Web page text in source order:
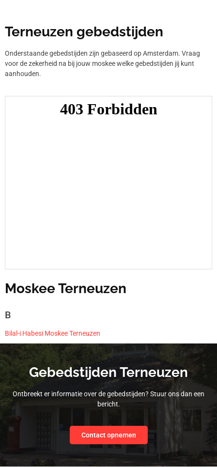
Terneuzen gebedstijden
Onderstaande gebedstijden zijn gebaseerd op Amsterdam. Vraag
voor de zekerheid na bij jouw moskee welke gebedstijden jij kunt
aanhouden.
Moskee Terneuzen
B
Bilal-i Habesi Moskee Terneuzen
Gebedstijden Terneuzen
Ontbreekt er informatie over de gebedstijden? Stuur ons dan een
bericht.
Contact opnemen